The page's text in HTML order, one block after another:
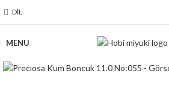
DIL
MENU